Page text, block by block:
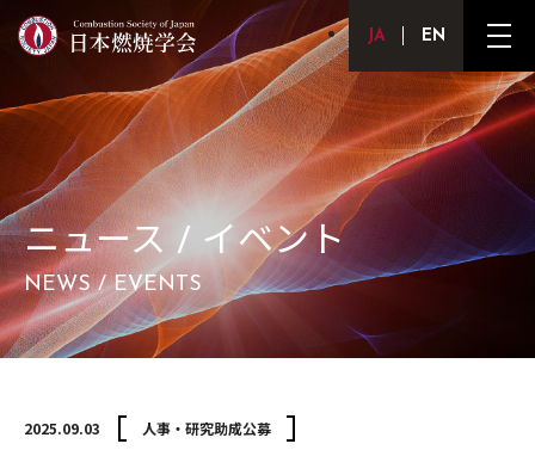
JapaneseEnglishメ
ュ
ー
ボ
ニュース / イベント
NEWS / EVENTS
2025.09.03 人事・研究助成公募